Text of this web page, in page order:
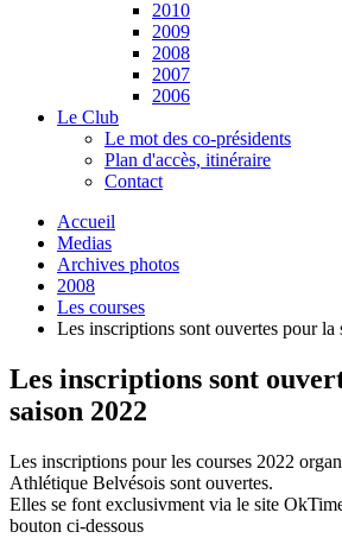
2010
2009
2008
2007
2006
Le Club
Le mot des co-présidents
Plan d'accès, itinéraire
Contact
Accueil
Medias
Archives photos
2008
Les courses
Les inscriptions sont ouvertes pour la
Les inscriptions sont
saison 2022
Les inscriptions pour les courses 2022
Athlétique Belvésois sont ouvertes.
Elles se font exclusivment via le site
bouton ci-dessous